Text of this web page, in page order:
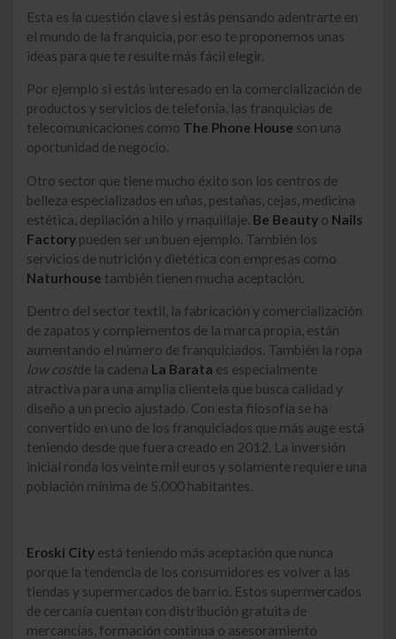
Esta es la cuestión clave si estás pensando adentrarte en
el mundo de la franquicia, por eso te proponemos unas
ideas para que te resulte más fácil elegir.
Por ejemplo si estás interesado en la comercialización de
productos y servicios de telefonía, las franquicias de
telecomunicaciones como The Phone House son una
oportunidad de negocio.
Otro sector que tiene mucho éxito son los centros de
belleza especializados en uñas, pestañas, cejas, medicina
estética, depilación a hilo y maquillaje. Be Beauty o Nails
Factory pueden ser un buen ejemplo. También los
servicios de nutrición y dietética con empresas como
Naturhouse también tienen mucha aceptación.
Dentro del sector textil, la fabricación y comercialización
de zapatos y complementos de la marca propia, están
aumentando el número de franquiciados. También la ropa
low costde la cadena La Barata es especialmente
atractiva para una amplia clientela que busca calidad y
diseño a un precio ajustado. Con esta filosofía se ha
convertido en uno de los franquiciados que más auge está
teniendo desde que fuera creado en 2012. La inversión
inicial ronda los veinte mil euros y solamente requiere una
población mínima de 5.000 habitantes.
Eroski City está teniendo más aceptación que nunca
porque la tendencia de los consumidores es volver a las
tiendas y supermercados de barrio. Estos supermercados
de cercanía cuentan con distribución gratuita de
mercancías, formación continua o asesoramiento